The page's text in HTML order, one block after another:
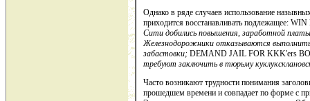
Однако в ряде случаев использование
приходится восста­навливать подлежащее:
Сити добились повышения, заработной
Железнодорожники отказываются
забастовки; DEMAND JAIL FOR KKK'ers
требуют заклю­чить в тюрьму
Часто возникают трудности понимания
прошедшем вре­мени и совпадает по форме с